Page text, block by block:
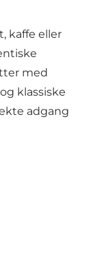
kaffe eller
med
klassiske
adgang